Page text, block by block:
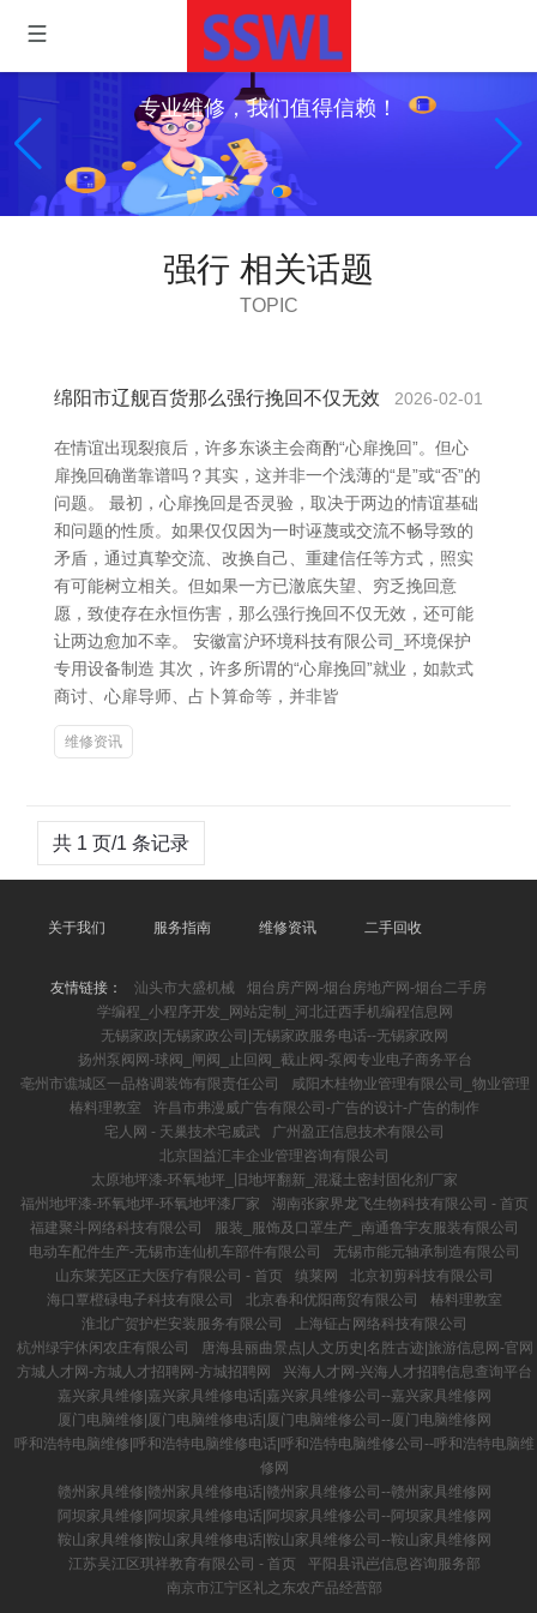
专业维修，我们值得信赖！
强行 相关话题
TOPIC
绵阳市辽舰百货那么强行挽回不仅无效 2026-02-01
在情谊出现裂痕后，许多东谈主会商酌“心扉挽回”。但心
扉挽回确凿靠谱吗？其实，这并非一个浅薄的“是”或“否”的
问题。 最初，心扉挽回是否灵验，取决于两边的情谊基础
和问题的性质。如果仅仅因为一时诬蔑或交流不畅导致的
矛盾，通过真挚交流、改换自己、重建信任等方式，照实
有可能树立相关。但如果一方已澈底失望、穷乏挽回意
愿，致使存在永恒伤害，那么强行挽回不仅无效，还可能
让两边愈加不幸。 安徽富沪环境科技有限公司_环境保护
专用设备制造 其次，许多所谓的“心扉挽回”就业，如款式
商讨、心扉导师、占卜算命等，并非皆
维修资讯
共 1 页/1 条记录
关于我们 服务指南 维修资讯 二手回收
友情链接： 汕头市大盛机械
烟台房产网-烟台房地产网-烟台二手房
学编程_小程序开发_网站定制_河北迁西手机编程信息网
无锡家政|无锡家政公司|无锡家政服务电话--无锡家政网
扬州泵阀网-球阀_闸阀_止回阀_截止阀-泵阀专业电子商务平台
亳州市谯城区一品格调装饰有限责任公司
咸阳木桂物业管理有限公司_物业管理
椿料理教室
许昌市弗漫威广告有限公司-广告的设计-广告的制作
宅人网 - 天巢技术宅威武
广州盈正信息技术有限公司
北京国益汇丰企业管理咨询有限公司
太原地坪漆-环氧地坪_旧地坪翻新_混凝土密封固化剂厂家
福州地坪漆-环氧地坪-环氧地坪漆厂家
湖南张家界龙飞生物科技有限公司 - 首页
福建聚斗网络科技有限公司
服装_服饰及口罩生产_南通鲁宇友服装有限公司
电动车配件生产-无锡市连仙机车部件有限公司
无锡市能元轴承制造有限公司
山东莱芜区正大医疗有限公司 - 首页
缜莱网
北京初剪科技有限公司
海口覃橙碌电子科技有限公司
北京春和优阳商贸有限公司
椿料理教室
淮北广贺护栏安装服务有限公司
上海钲占网络科技有限公司
杭州绿宇休闲农庄有限公司
唐海县丽曲景点|人文历史|名胜古迹|旅游信息网-官网
方城人才网-方城人才招聘网-方城招聘网
兴海人才网-兴海人才招聘信息查询平台
嘉兴家具维修|嘉兴家具维修电话|嘉兴家具维修公司--嘉兴家具维修网
厦门电脑维修|厦门电脑维修电话|厦门电脑维修公司--厦门电脑维修网
呼和浩特电脑维修|呼和浩特电脑维修电话|呼和浩特电脑维修公司--呼和浩特电脑维
修网
赣州家具维修|赣州家具维修电话|赣州家具维修公司--赣州家具维修网
阿坝家具维修|阿坝家具维修电话|阿坝家具维修公司--阿坝家具维修网
鞍山家具维修|鞍山家具维修电话|鞍山家具维修公司--鞍山家具维修网
江苏吴江区琪祥教育有限公司 - 首页
平阳县讯岜信息咨询服务部
南京市江宁区礼之东农产品经营部